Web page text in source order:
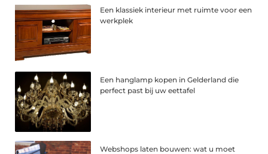
Een klassiek interieur met ruimte voor een
werkplek
Een hanglamp kopen in Gelderland die
perfect past bij uw eettafel
Webshops laten bouwen: wat u moet